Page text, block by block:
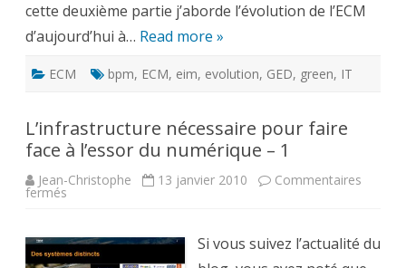
cette deuxième partie j’aborde l’évolution de l’ECM
d’aujourd’hui à… Read more »
ECM bpm, ECM, eim, evolution, GED, green, IT
L’infrastructure nécessaire pour faire
face à l’essor du numérique – 1
Jean-Christophe 13 janvier 2010 Commentaires
fermés
faire
face
Si vous suivez l’actualité du